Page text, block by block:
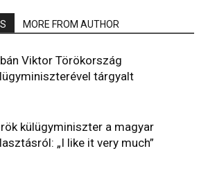
MORE FROM AUTHOR
Viktor Törökország
tárgyalt
külügyminiszter a magyar
„I like it very much”